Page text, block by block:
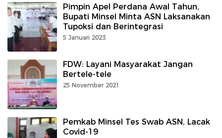
Pimpin Apel Perdana Awal Tahun,
Bupati Minsel Minta ASN Laksanakan
Tupoksi dan Berintegrasi
5 Januari 2023
FDW: Layani Masyarakat Jangan
Bertele-tele
25 November 2021
Pemkab Minsel Tes Swab ASN, Lacak
Covid-19